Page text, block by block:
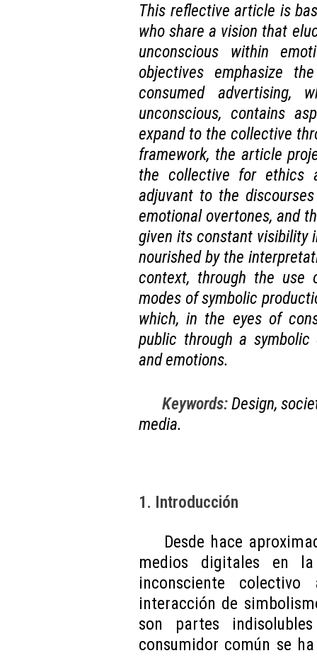
This reflective article is
who share a vision that
unconscious within
objectives emphasize
consumed advertising,
unconscious, contains
expand to the collective
framework, the article
the collective for ethics
adjuvant to the
emotional overtones, and
given its constant visibility
nourished by the
context, through the use
modes of symbolic
which, in the eyes of
public through a
and emotions.
Keywords:Design,
media.
1. Introducción
Desde hace
medios digitales en
inconsciente
interacción de
son partes
consumidor común se